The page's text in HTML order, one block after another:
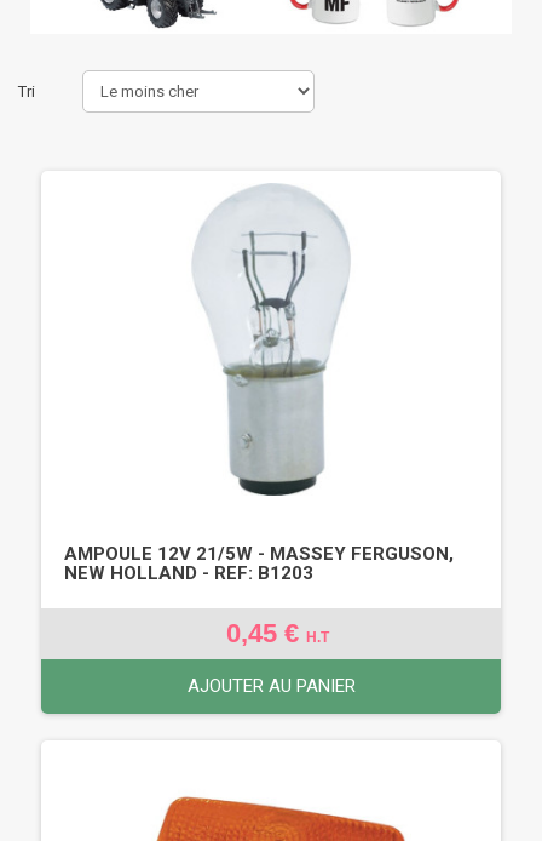
Tri
AMPOULE 12V 21/5W - MASSEY FERGUSON,
NEW HOLLAND - REF: B1203
0,45 € H.T
AJOUTER AU PANIER